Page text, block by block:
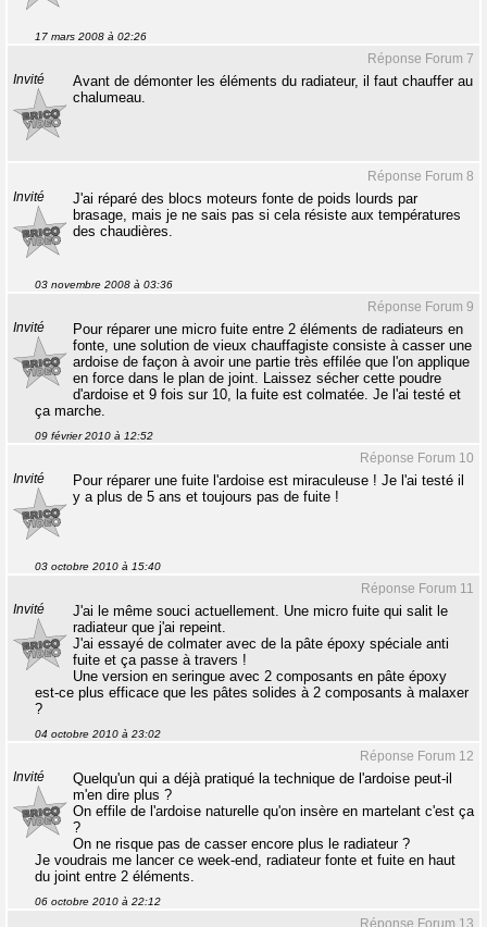
17 mars 2008 à 02:26
Réponse Forum 7
Invité
Avant de démonter les éléments du radiateur, il faut chauffer au
chalumeau.
Réponse Forum 8
Invité
J'ai réparé des blocs moteurs fonte de poids lourds par
brasage, mais je ne sais pas si cela résiste aux températures
des chaudières.
03 novembre 2008 à 03:36
Réponse Forum 9
Invité
Pour réparer une micro fuite entre 2 éléments de radiateurs en
fonte, une solution de vieux chauffagiste consiste à casser une
ardoise de façon à avoir une partie très effilée que l'on applique
en force dans le plan de joint. Laissez sécher cette poudre
d'ardoise et 9 fois sur 10, la fuite est colmatée. Je l'ai testé et
ça marche.
09 février 2010 à 12:52
Réponse Forum 10
Invité
Pour réparer une fuite l'ardoise est miraculeuse ! Je l'ai testé il
y a plus de 5 ans et toujours pas de fuite !
03 octobre 2010 à 15:40
Réponse Forum 11
Invité
J'ai le même souci actuellement. Une micro fuite qui salit le
radiateur que j'ai repeint.
J'ai essayé de colmater avec de la pâte époxy spéciale anti
fuite et ça passe à travers !
Une version en seringue avec 2 composants en pâte époxy
est-ce plus efficace que les pâtes solides à 2 composants à malaxer
?
04 octobre 2010 à 23:02
Réponse Forum 12
Invité
Quelqu'un qui a déjà pratiqué la technique de l'ardoise peut-il
m'en dire plus ?
On effile de l'ardoise naturelle qu'on insère en martelant c'est ça
?
On ne risque pas de casser encore plus le radiateur ?
Je voudrais me lancer ce week-end, radiateur fonte et fuite en haut
du joint entre 2 éléments.
06 octobre 2010 à 22:12
Réponse Forum 13